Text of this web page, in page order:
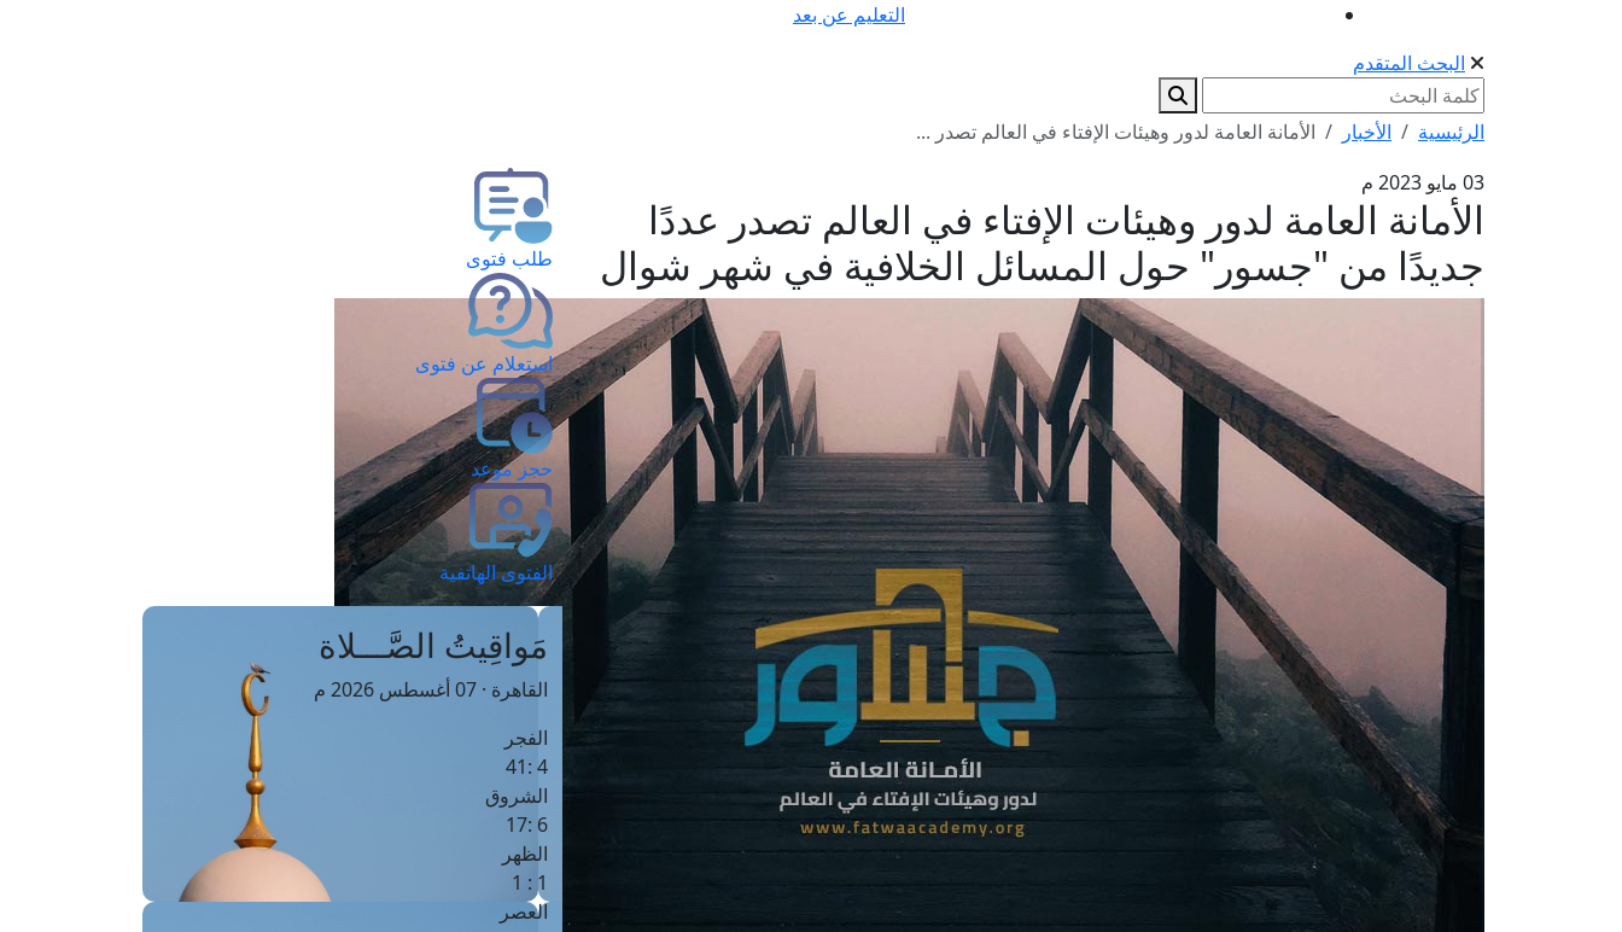
التعليم عن بعد
البحث المتقدم
الرئيسية الأخبار
الأمانة العامة لدور وهيئات الإفتاء في العالم تصدر ...
03 مايو 2023 م
الأمانة العامة لدور وهيئات الإفتاء في العالم تصدر عددًا
جديدًا من "جسور" حول المسائل الخلافية في شهر شوال
طلب فتوى
استعلام عن فتوى
حجز موعد
الفتوى الهاتفية
مَواقِيتُ الصَّـــلاة
القاهرة · 07 أغسطس 2026 م
الفجر
4 :41
الشروق
6 :17
الظهر
1 : 1
العصر